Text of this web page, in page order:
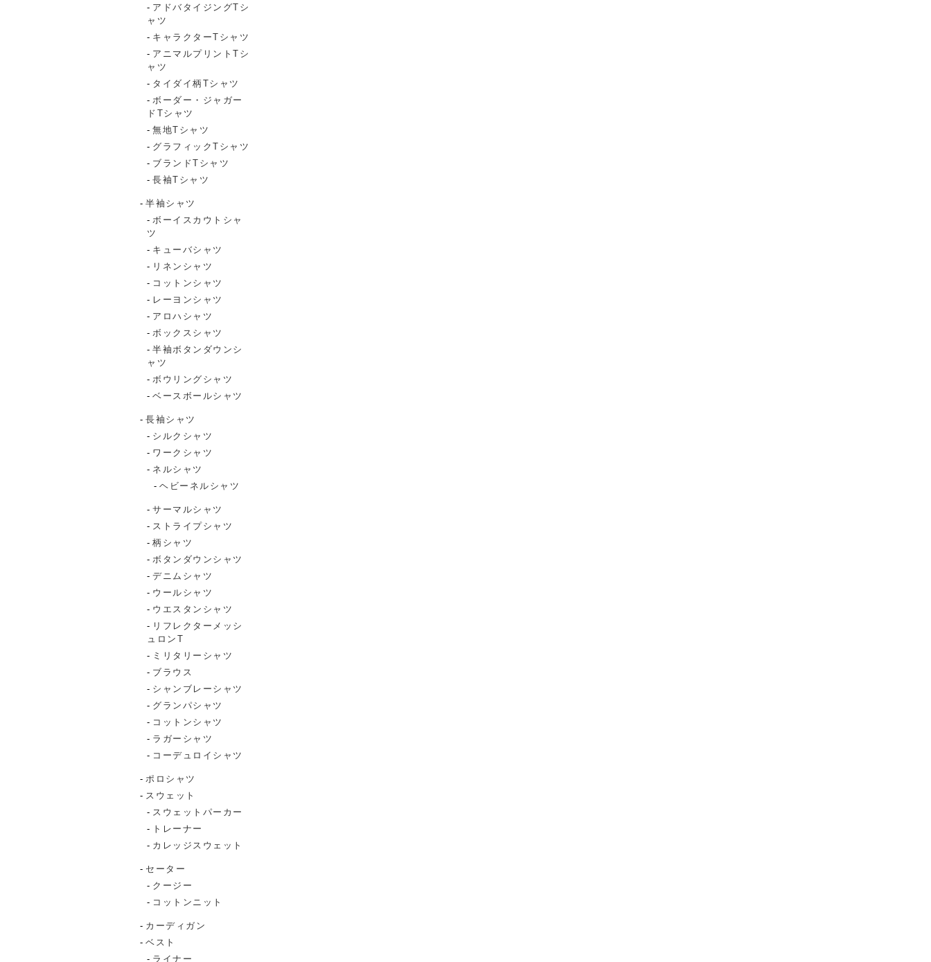
アドバタイジングTシ
ャツ
キャラクターTシャツ
アニマルプリントTシ
ャツ
タイダイ柄Tシャツ
ボーダー・ジャガー
ドTシャツ
無地Tシャツ
グラフィックTシャツ
ブランドTシャツ
長袖Tシャツ
半袖シャツ
ボーイスカウトシャ
ツ
キューバシャツ
リネンシャツ
コットンシャツ
レーヨンシャツ
アロハシャツ
ボックスシャツ
半袖ボタンダウンシ
ャツ
ボウリングシャツ
ベースボールシャツ
長袖シャツ
シルクシャツ
ワークシャツ
ネルシャツ
ヘビーネルシャツ
サーマルシャツ
ストライプシャツ
柄シャツ
ボタンダウンシャツ
デニムシャツ
ウールシャツ
ウエスタンシャツ
リフレクターメッシ
ュロンT
ミリタリーシャツ
ブラウス
シャンブレーシャツ
グランパシャツ
コットンシャツ
ラガーシャツ
コーデュロイシャツ
ポロシャツ
スウェット
スウェットパーカー
トレーナー
カレッジスウェット
セーター
クージー
コットンニット
カーディガン
ベスト
ライナー